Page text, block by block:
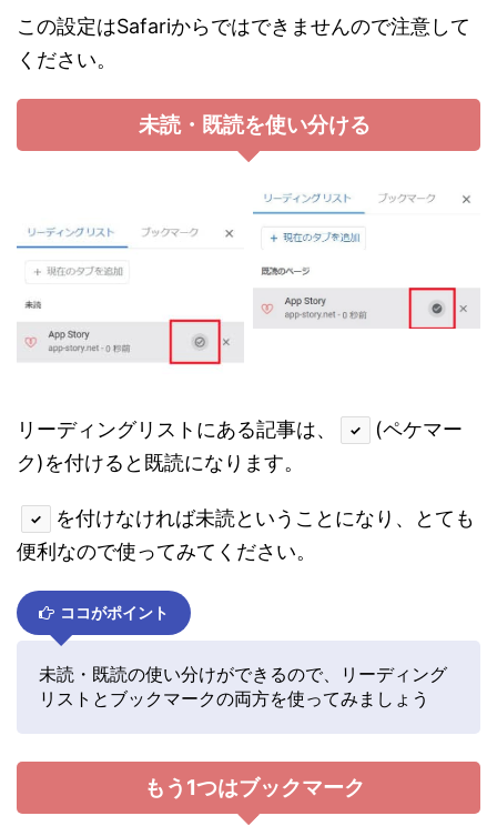
この設定はSafariからではできませんので注意して
ください。
未読・既読を使い分ける
リーディングリストにある記事は、 ✓
(ペケマー
ク)を付けると既読になります。
✓
を付けなければ未読ということになり、とても
便利なので使ってみてください。
ココがポイント
未読・既読の使い分けができるので、リーディング
リストとブックマークの両方を使ってみましょう
もう1つはブックマーク